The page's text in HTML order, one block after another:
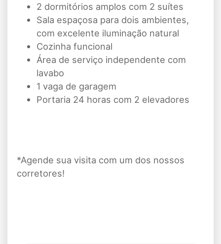
2 dormitórios amplos com 2 suítes
Sala espaçosa para dois ambientes,
com excelente iluminação natural
Cozinha funcional
Área de serviço independente com
lavabo
1 vaga de garagem
Portaria 24 horas com 2 elevadores
*Agende sua visita com um dos nossos
corretores!